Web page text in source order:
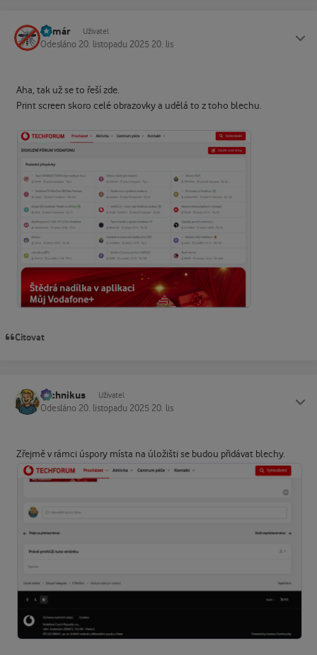
Komár Uživatel
Odesláno 20. listopadu 2025 20. lis
Aha, tak už se to řeší zde.
Print screen skoro celé obrazovky a udělá to z toho blechu.
Citovat
Technikus Uživatel
Odesláno 20. listopadu 2025 20. lis
Zřejmě v rámci úspory místa na úložišti se budou přidávat blechy.